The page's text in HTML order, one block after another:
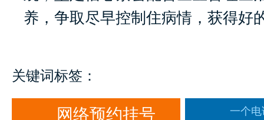
养，争取尽早控制住病情，获得好
关键词标签：
网络预约挂号 一个